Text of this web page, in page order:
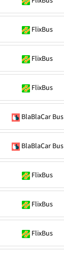
FlixBus
FlixBus
FlixBus
BlaBlaCar Bus
BlaBlaCar Bus
FlixBus
FlixBus
FlixBus